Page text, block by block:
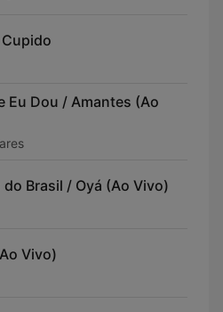
Eu Dou / Amantes (Ao
do Brasil / Oyá (Ao Vivo)
Vivo)